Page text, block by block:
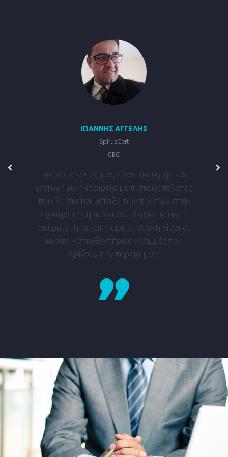
ΙΩΆΝΝΗΣ ΑΓΓΈΛΗΣ
EpirusCert
CEO
Kύριος σκοπός μας είναι μια υγιής και
επιτυχημένη εταιρεία με πιστούς πελάτες
που βρίσκεται μεταξύ των πρώτων στην
εξυπηρέτηση πελατών. Η αξιοπιστία, η
ακεραιότητα και η εμπιστοσύνη είναι οι
κύριες κατευθυντήριες γραμμές που
ορίζουν την πορεία μας.
